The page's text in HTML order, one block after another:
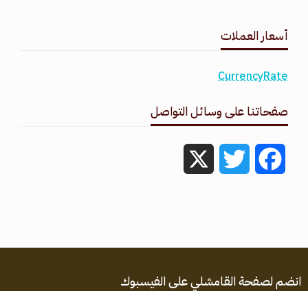
أسعار العملات
CurrencyRate
صفحاتنا على وسائل التواصل
Facebook
Twitter
انضم لصفحة القامشلي على الفيسبوك